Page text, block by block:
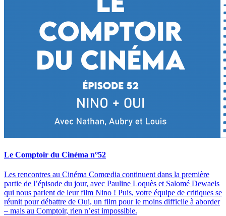
Le Comptoir du Cinéma n°52
Les rencontres au Cinéma Comœdia continuent dans la première
partie de l’épisode du jour, avec Pauline Loquès et Salomé Dewaels
qui nous parlent de leur film Nino ! Puis, votre équipe de critiques se
réunit pour débattre de Oui, un film pour le moins difficile à aborder
– mais au Comptoir, rien n’est impossible.